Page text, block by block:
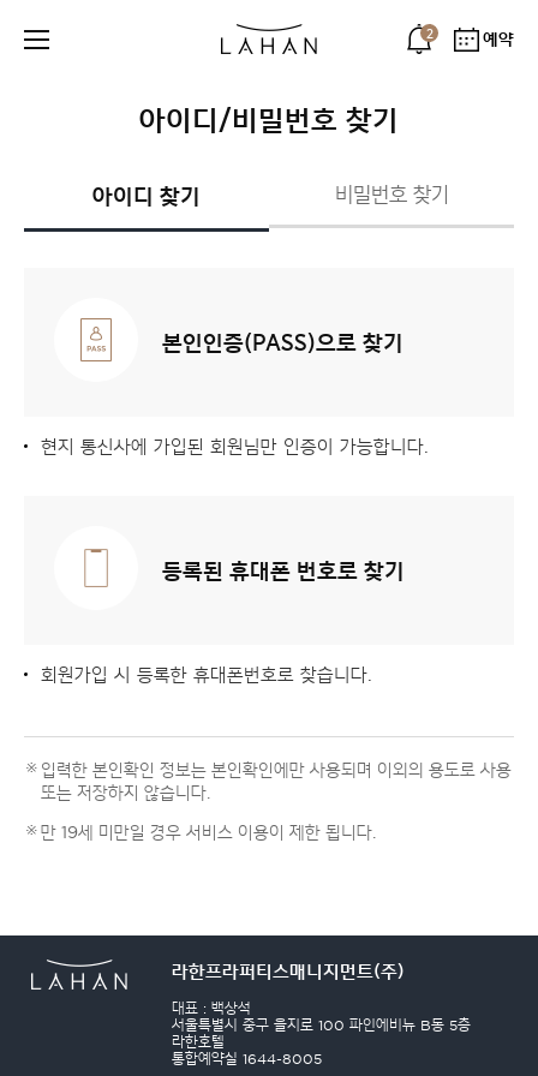
2 예약
아이디/비밀번호 찾기
아이디 찾기 비밀번호 찾기
본인인증(PASS)으로 찾기
현지 통신사에 가입된 회원님만 인증이 가능합니다.
등록된 휴대폰 번호로 찾기
회원가입 시 등록한 휴대폰번호로 찾습니다.
입력한 본인확인 정보는 본인확인에만 사용되며 이외의 용도로 사용
또는 저장하지 않습니다.
만 19세 미만일 경우 서비스 이용이 제한 됩니다.
라한프라퍼티스매니지먼트(주)
대표 : 백상석
서울특별시 중구 을지로 100 파인에비뉴 B동 5층
라한호텔
통합예약실 1644-8005